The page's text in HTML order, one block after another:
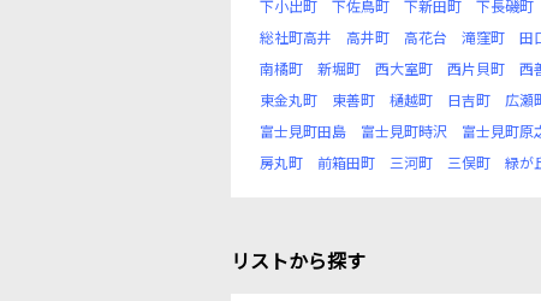
下小出町
下佐鳥町 下新田町 下長磯町
総社町高井
高井町 高花台 滝窪町 田
南橘町
新堀町 西大室町 西片貝町 西
東金丸町
東善町 樋越町 日吉町 広瀬
富士見町田島
富士見町時沢 富士見町原
房丸町
前箱田町 三河町 三俣町 緑が
リストから探す